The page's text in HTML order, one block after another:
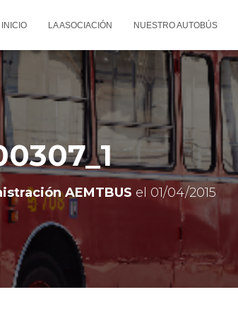
INICIO LA ASOCIACIÓN NUESTRO AUTOBÚS
AEMTBUS el 01/04/2015